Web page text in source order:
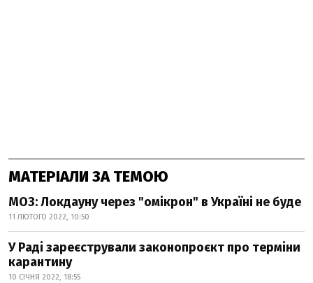
МАТЕРІАЛИ ЗА ТЕМОЮ
МОЗ: Локдауну через "омікрон" в Україні не буде
11 ЛЮТОГО 2022, 10:50
У Раді зареєстрували законопроєкт про терміни
карантину
10 СІЧНЯ 2022, 18:55